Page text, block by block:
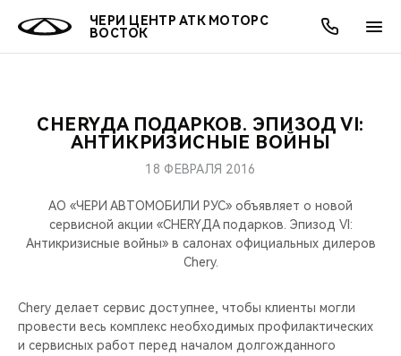
ЧЕРИ ЦЕНТР АТК МОТОРС
ВОСТОК
МОДЕЛИ
КРОССОВЕРЫ
НОВИНКИ
ПОКУПАТЕЛЯМ
КРЕДИТ И СТРАХОВАНИЕ
ВЛАДЕЛЬЦАМ
ЗАПЧАСТИ И АКСЕССУАРЫ
CHERY CONNECT
МИР CHERY
О БРЕНДЕ
ЛЮДИ CHERY
АКЦИИ
ОНЛАЙН СЕРВИСЫ
КРЕДИТ
О КОМПАНИИ
МЫ В СОЦСЕТЯХ
CHERYДА ПОДАРКОВ. ЭПИЗОД VI:
АНТИКРИЗИСНЫЕ ВОЙНЫ
18 ФЕВРАЛЯ 2016
АО «ЧЕРИ АВТОМОБИЛИ РУС» объявляет о новой
сервисной акции «CHERYДА подарков. Эпизод VI:
Антикризисные войны» в салонах официальных дилеров
Chery.
Chery делает сервис доступнее, чтобы клиенты могли
провести весь комплекс необходимых профилактических
и сервисных работ перед началом долгожданного